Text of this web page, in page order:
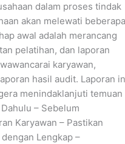
dalam proses tindak
akan melewati beberapa
awal adalah merancang
pelatihan, dan laporan
karyawan,
hasil audit. Laporan
menindaklanjuti temuan
– Sebelum
Karyawan – Pastikan
Lengkap –